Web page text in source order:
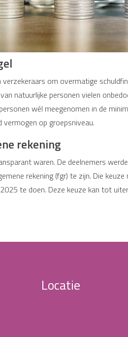
om overmatige
natuurlijke personen vielen
wél meegenomen in de
op groepsniveau.
rekening
waren. De deelnemers
rekening (fgr) te zijn. Die
te doen. Deze keuze kan tot
Locatie